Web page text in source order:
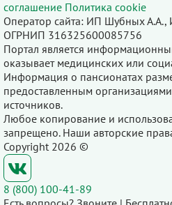
соглашение Политика cookie
Оператор сайта: ИП Шубных
ОГРНИП 316325600085756
Портал является
оказывает медицинских или
Информация о пансионатах
предоставленным
источников.
Любое копирование и
запрещено. Наши авторские
Copyright 2026 ©
8 (800) 100-41-89